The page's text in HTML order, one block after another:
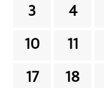
3 4
10 11
17 18